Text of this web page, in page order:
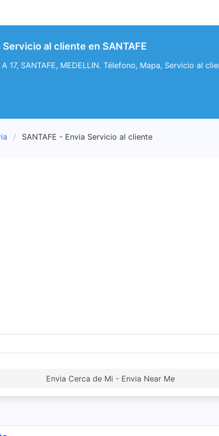
Servicio al cliente en SANTAFE
A 17, SANTAFE, MEDELLIN. Télefono, Mapa, Servicio al
SANTAFE - Envia Servicio al cliente
Envia Cerca de Mi - Envia Near Me